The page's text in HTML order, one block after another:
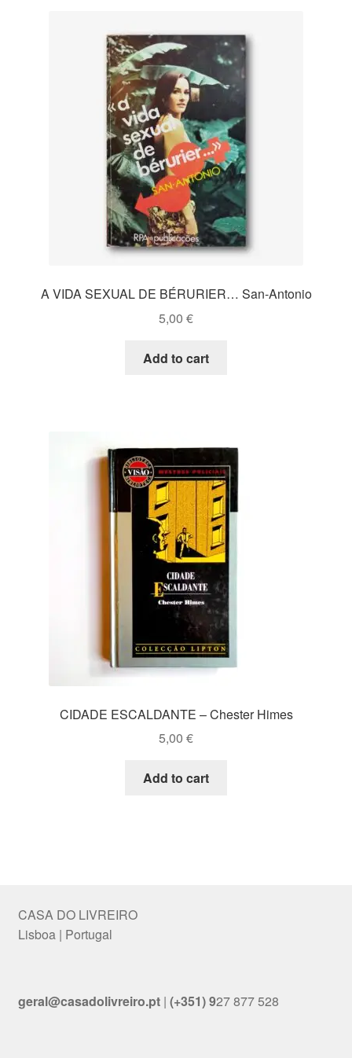
A VIDA SEXUAL DE BÉRURIER… San-Antonio
5,00 €
Add to cart
CIDADE ESCALDANTE – Chester Himes
5,00 €
Add to cart
CASA DO LIVREIRO
Lisboa | Portugal
geral@casadolivreiro.pt| (+351) 927 877 528